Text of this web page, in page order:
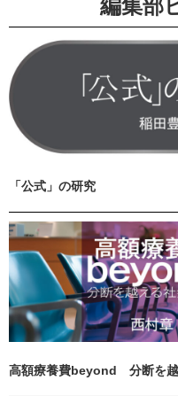
編集部
「公式」の研究
高額療養費beyond 分断を